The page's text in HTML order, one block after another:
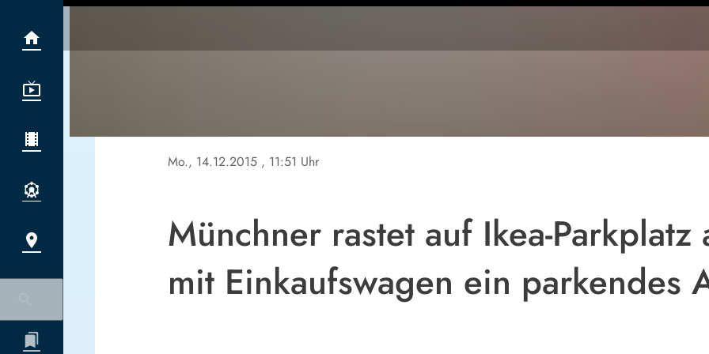
Mo., 14.12.2015 , 11:51 Uhr
Münchner rastet auf Ikea-Parkplatz
mit Einkaufswagen ein parkendes